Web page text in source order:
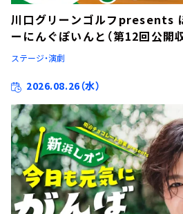
川口グリーンゴルフpresents
ーにんぐぽいんと（第12回公開
ステージ・演劇
2026.08.26（水）